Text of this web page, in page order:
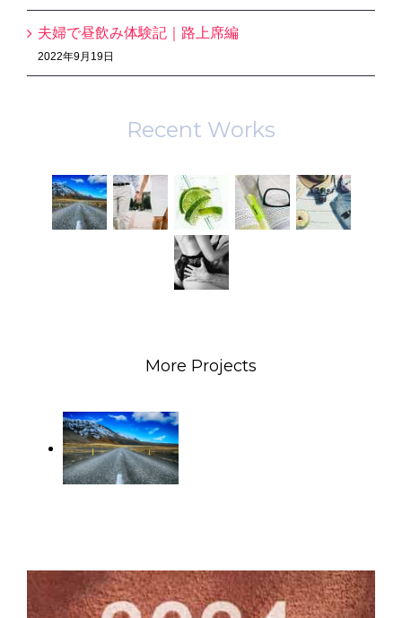
夫婦で昼飲み体験記｜路上席編
2022年9月19日
Recent Works
More Projects
Self
enlightenment
Charging
time